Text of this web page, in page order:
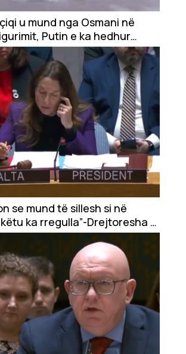
u mund nga Osmani në
Putin e ka hedhur
autobus
se mund të sillesh si në
ka rregulla”-Drejtoresha e
me lavdërime për qasjen e
Vuqiçit